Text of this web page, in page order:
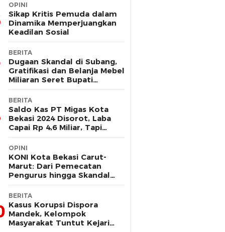
OPINI
Sikap Kritis Pemuda dalam
Dinamika Memperjuangkan
Keadilan Sosial
BERITA
Dugaan Skandal di Subang,
Gratifikasi dan Belanja Mebel
Miliaran Seret Bupati
Reynaldi
BERITA
Saldo Kas PT Migas Kota
Bekasi 2024 Disorot, Laba
Capai Rp 4,6 Miliar, Tapi
Hanya Tersisa Rp 13 Juta
OPINI
KONI Kota Bekasi Carut-
Marut: Dari Pemecatan
Pengurus hingga Skandal
Dana Hibah
BERITA
Kasus Korupsi Dispora
Mandek, Kelompok
Masyarakat Tuntut Kejari